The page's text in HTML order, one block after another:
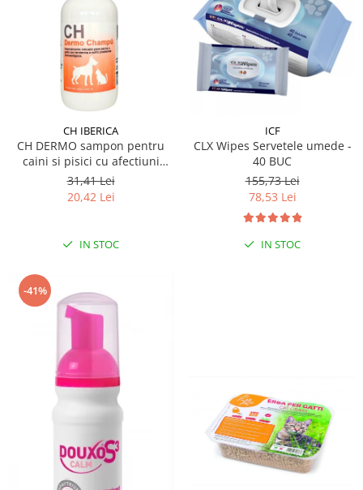
CH IBERICA
CH DERMO sampon pentru
caini si pisici cu afectiuni
dermatologice 250 ml
31,41 Lei
20,42 Lei
IN STOC
ICF
CLX Wipes Servetele umede -
40 BUC
155,73 Lei
78,53 Lei
IN STOC
-41%